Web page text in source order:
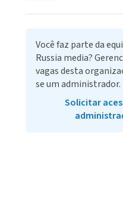
Você faz parte da
Russia media?
vagas desta
se um administrador.
Solicitar